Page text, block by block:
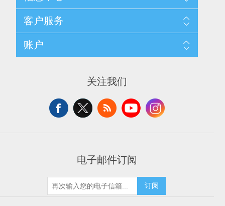
配送与退换政策
隐私条款
关于我们
客户服务
新闻
博客
账户
关注我们
电子邮件订阅
订阅